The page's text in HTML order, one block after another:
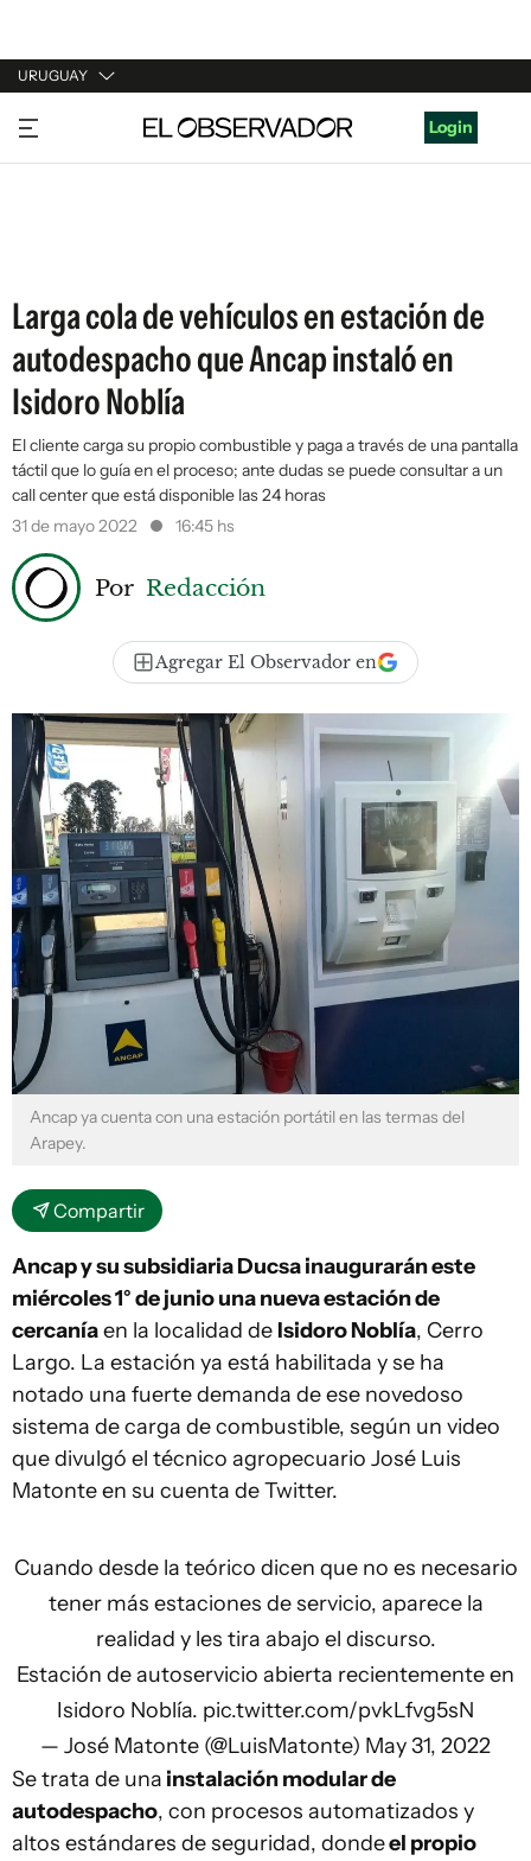
URUGUAY
URUGUAY
ARGENTINA
Login
Larga cola de vehículos en estación de
autodespacho que Ancap instaló en
Isidoro Noblía
El cliente carga su propio combustible y paga a través de una pantalla
táctil que lo guía en el proceso; ante dudas se puede consultar a un
call center que está disponible las 24 horas
31 de mayo 2022
16:45 hs
Por Redacción
Agregar El Observador en
Ancap ya cuenta con una estación portátil en las termas del
Arapey.
Compartir
Ancap y su subsidiaria Ducsa inaugurarán este
miércoles 1° de junio una nueva estación de
cercaníaen la localidad de Isidoro Noblía, Cerro
Largo. La estación ya está habilitada y se ha
notado una fuerte demanda de ese novedoso
sistema de carga de combustible, según un video
que divulgó el técnico agropecuario José Luis
Matonte en su cuenta de Twitter.
Cuando desde la teórico dicen que no es necesario
tener más estaciones de servicio, aparece la
realidad y les tira abajo el discurso.
Estación de autoservicio abierta recientemente en
Isidoro Noblía. pic.twitter.com/pvkLfvg5sN
— José Matonte (@LuisMatonte) May 31, 2022
Se trata de una instalación modular de
autodespacho, con procesos automatizados y
altos estándares de seguridad, dondeel propio